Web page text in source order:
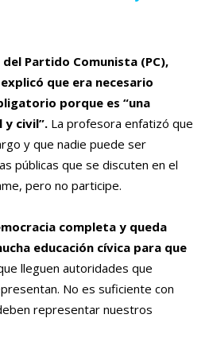
Partido Comunista (PC),
que era necesario
porque es “una
y civil”. La profesora enfatizó que
y que nadie puede ser
públicas que se discuten en el
pero no participe.
completa y queda
educación cívica para que
lleguen autoridades que
No es suficiente con
representar nuestros